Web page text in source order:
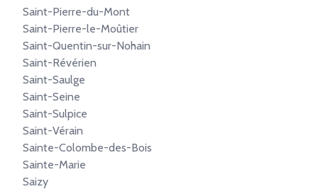
Saint-Pierre-du-Mont
Saint-Pierre-le-Moûtier
Saint-Quentin-sur-Nohain
Saint-Révérien
Saint-Saulge
Saint-Seine
Saint-Sulpice
Saint-Vérain
Sainte-Colombe-des-Bois
Sainte-Marie
Saizy